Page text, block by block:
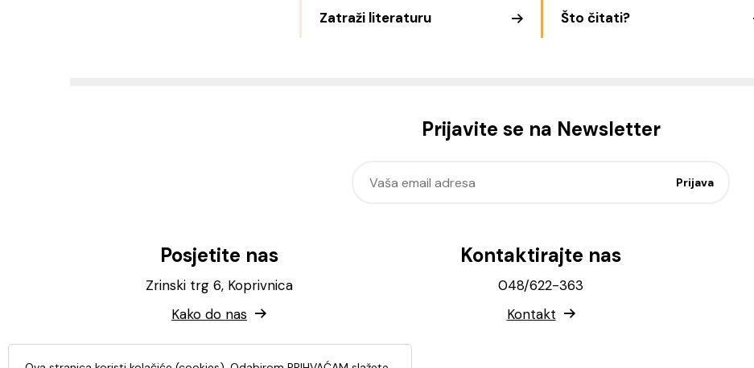
Zatraži literaturu
Što čitati?
Prijavite se na Newsletter
Posjetite nas
Zrinski trg 6, Koprivnica
Kako do nas
Kontaktirajte nas
048/622-363
Kontakt